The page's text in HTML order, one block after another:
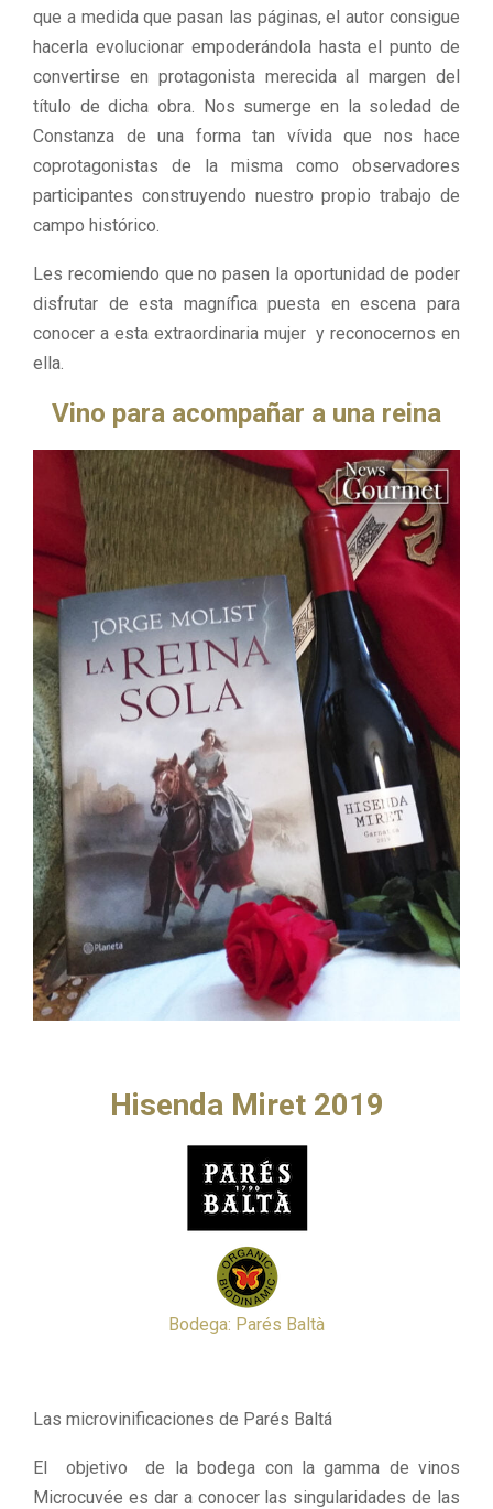
que a medida que pasan las páginas, el autor consigue
hacerla evolucionar empoderándola hasta el punto de
convertirse en protagonista merecida al margen del
título de dicha obra. Nos sumerge en la soledad de
Constanza de una forma tan vívida que nos hace
coprotagonistas de la misma como observadores
participantes construyendo nuestro propio trabajo de
campo histórico.
Les recomiendo que no pasen la oportunidad de poder
disfrutar de esta magnífica puesta en escena para
conocer a esta extraordinaria mujer y reconocernos en
ella.
Vino para acompañar a una reina
Hisenda Miret 2019
Bodega: Parés Baltà
Las microvinificaciones de Parés Baltá
El objetivo de la bodega con la gamma de vinos
Microcuvée es dar a conocer las singularidades de las